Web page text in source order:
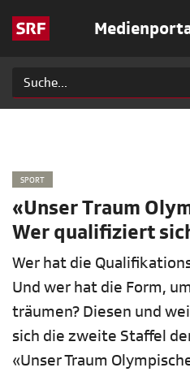
SPORT
«Unser Traum
Wer qualifiziert
Wer hat die
Und wer hat die Form,
träumen? Diesen und
sich die zweite Staffel
«Unser Traum